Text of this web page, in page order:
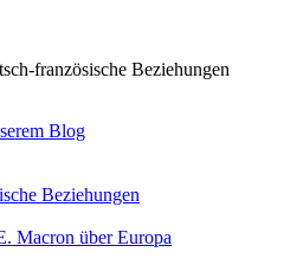
französische Beziehungen
Blog
Beziehungen
Macron über Europa